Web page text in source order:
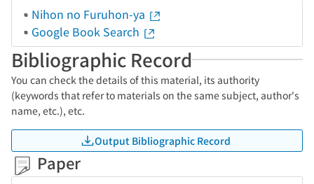
Nihon no Furuhon-ya
Google Book Search
Bibliographic Record
You can check the details of this material, its authority
(keywords that refer to materials on the same subject, author's
name, etc.), etc.
Output Bibliographic Record
Paper